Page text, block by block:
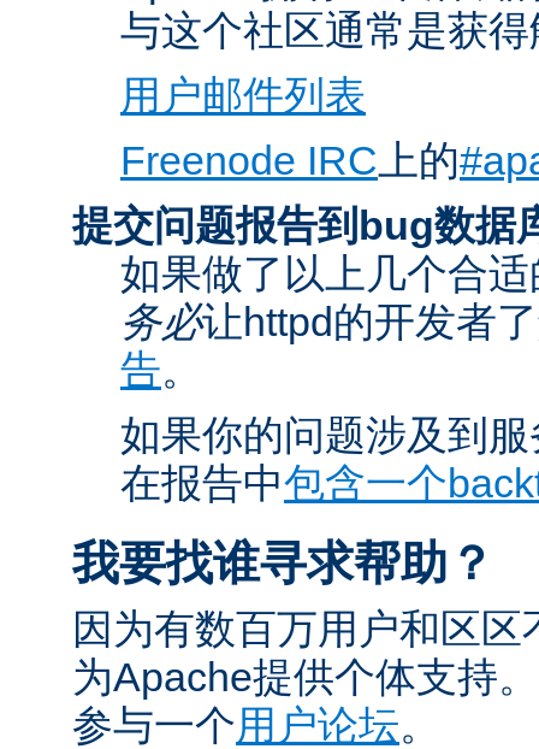
与这个社区通常是获
用户邮件列表
Freenode IRC 上的
提交问题报告到bug数据
如果做了以上几个合
务必让httpd的开发者
告。
如果你的问题涉及到
在报告中包含一个
我要找谁寻求帮助？
因为有数百万用户和区
为Apache提供个体支持
参与一个用户论坛。